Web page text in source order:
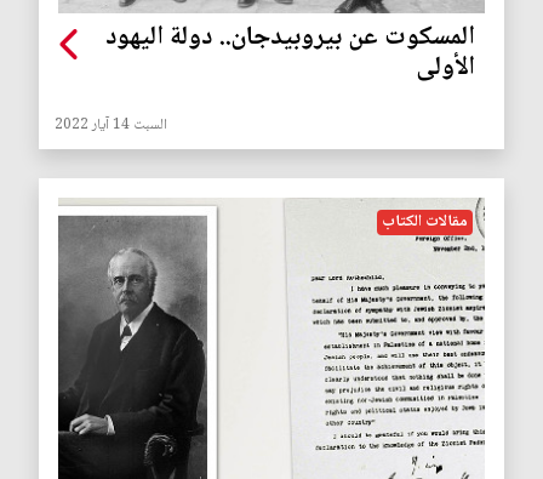
المسكوت عن بيروبيدجان.. دولة اليهود
الأولى
السبت 14 آيار 2022
مقالات الكتاب